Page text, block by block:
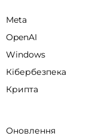
Meta
OpenAI
Windows
Кібербезпека
Крипта
Оновлення